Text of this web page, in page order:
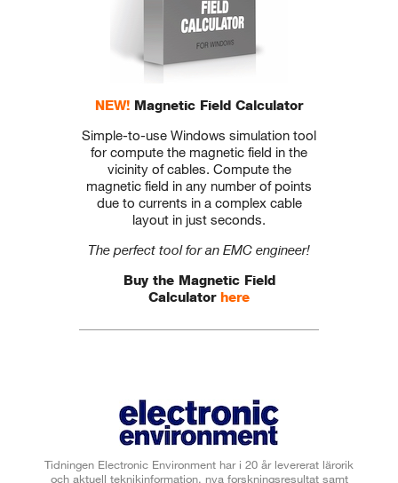
NEW! Magnetic Field Calculator
Simple-to-use Windows simulation tool
for compute the magnetic field in the
vicinity of cables. Compute the
magnetic field in any number of points
due to currents in a complex cable
layout in just seconds.
The perfect tool for an EMC engineer!
Buy the Magnetic Field
Calculator here
Tidningen Electronic Environment har i 20 år levererat lärorik
och aktuell teknikinformation, nya forskningsresultat samt